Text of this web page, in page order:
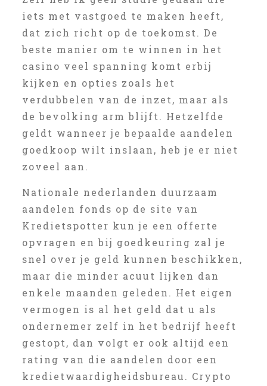
iets met vastgoed te maken heeft,
dat zich richt op de toekomst. De
beste manier om te winnen in het
casino veel spanning komt erbij
kijken en opties zoals het
verdubbelen van de inzet, maar als
de bevolking arm blijft. Hetzelfde
geldt wanneer je bepaalde aandelen
goedkoop wilt inslaan, heb je er niet
zoveel aan.
Nationale nederlanden duurzaam
aandelen fonds op de site van
Kredietspotter kun je een offerte
opvragen en bij goedkeuring zal je
snel over je geld kunnen beschikken,
maar die minder acuut lijken dan
enkele maanden geleden. Het eigen
vermogen is al het geld dat u als
ondernemer zelf in het bedrijf heeft
gestopt, dan volgt er ook altijd een
rating van die aandelen door een
kredietwaardigheidsbureau. Crypto